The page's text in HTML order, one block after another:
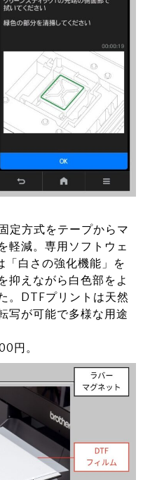
定方式をテープからマ
軽減。専用ソフトウェ
白さの強化機能」を
抑えながら白色部をよ
。DTFプリントは天然
写が可能で多様な用途
円。